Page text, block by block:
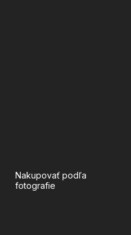
Nakupovať podľa
fotografie